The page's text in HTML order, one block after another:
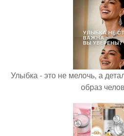
Улыбка - это не мелочь, а
образ